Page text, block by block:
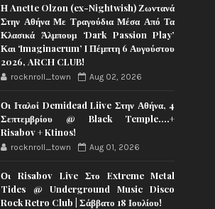
Η Anette Olzon (ex-Nightwish) Ζωντανά
Στην Αθήνα Με Τραγούδια Μέσα Από Τα
Κλασικά Άλμπουμ ‘Dark Passion Play’
Και ‘Imaginaerum’ I Πέμπτη 6 Αυγούστου
2026, ARCH CLUB!
rocknroll_town Aug 02, 2026
Οι Ιταλοί Demidead Liive Στην Αθήνα, 4
Σεπτεμβρίου @ Black Temple….+
Risabov + Ktinos!
rocknroll_town Aug 01, 2026
Οι Risabov Live Στο Extreme Metal
Tides @ Underground Music Disco
Rock Retro Club | Σάββατο 18 Ιουλίου!